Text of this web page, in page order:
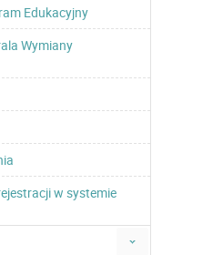
Edukacyjny
Wymiany
w systemie